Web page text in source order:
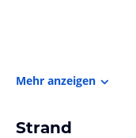
Mehr anzeigen
Strand